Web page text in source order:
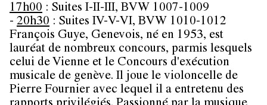
17h00 : Suites I-II-III, BVW 1007-1009
- 20h30 : Suites IV-V-VI, BVW 1010-1012
François Guye, Genevois, né en 1953, est
lauréat de nombreux concours, parmis lesquels
celui de Vienne et le Concours d'exécution
musicale de genève. Il joue le violoncelle de
Pierre Fournier avec lequel il a entretenu des